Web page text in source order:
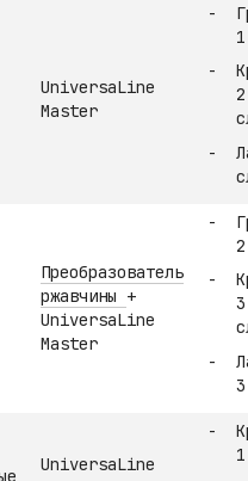
UniversaLine
Master
Преобразователь
ржавчины +
UniversaLine
Master
UniversaLine